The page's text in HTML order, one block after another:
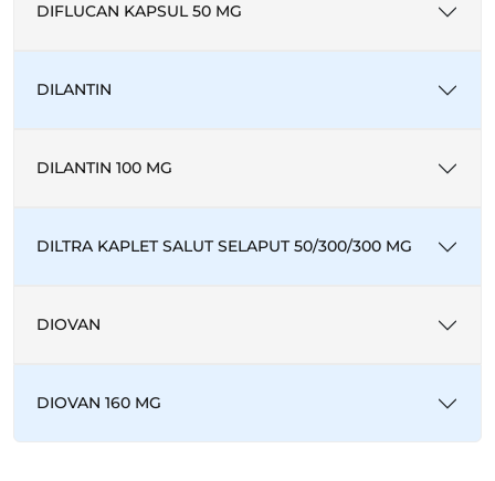
DIFLUCAN KAPSUL 50 MG
DILANTIN
DILANTIN 100 MG
DILTRA KAPLET SALUT SELAPUT 50/300/300 MG
DIOVAN
DIOVAN 160 MG